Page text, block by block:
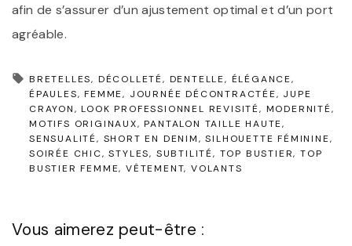
afin de s’assurer d’un ajustement optimal et d’un port
agréable.
BRETELLES DÉCOLLETÉ DENTELLE ÉLÉGANCE
ÉPAULES
FEMME JOURNÉE DÉCONTRACTÉE
JUPE
CRAYON
LOOK PROFESSIONNEL REVISITÉ MODERNITÉ
MOTIFS ORIGINAUX
PANTALON TAILLE HAUTE
SENSUALITÉ SHORT EN DENIM
SILHOUETTE FÉMININE
SOIRÉE CHIC
STYLES SUBTILITÉ TOP BUSTIER TOP
BUSTIER FEMME VÊTEMENT VOLANTS
Vous aimerez peut-être :